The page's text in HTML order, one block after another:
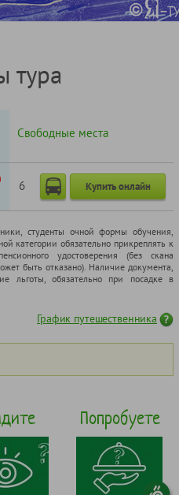
тура
Свободные места
6 Купить онлайн
cтуденты очной формы обучения,
категории обязательно прикреплять к
удостоверения (без скана
быть отказано). Наличие документа,
льготы, обязательно при посадке в
График путешественника
Попробуете